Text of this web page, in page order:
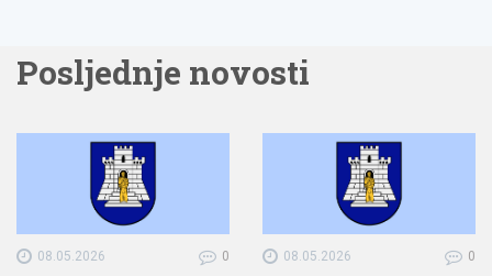
Posljednje novosti
08.05.2026 0 08.05.2026 0